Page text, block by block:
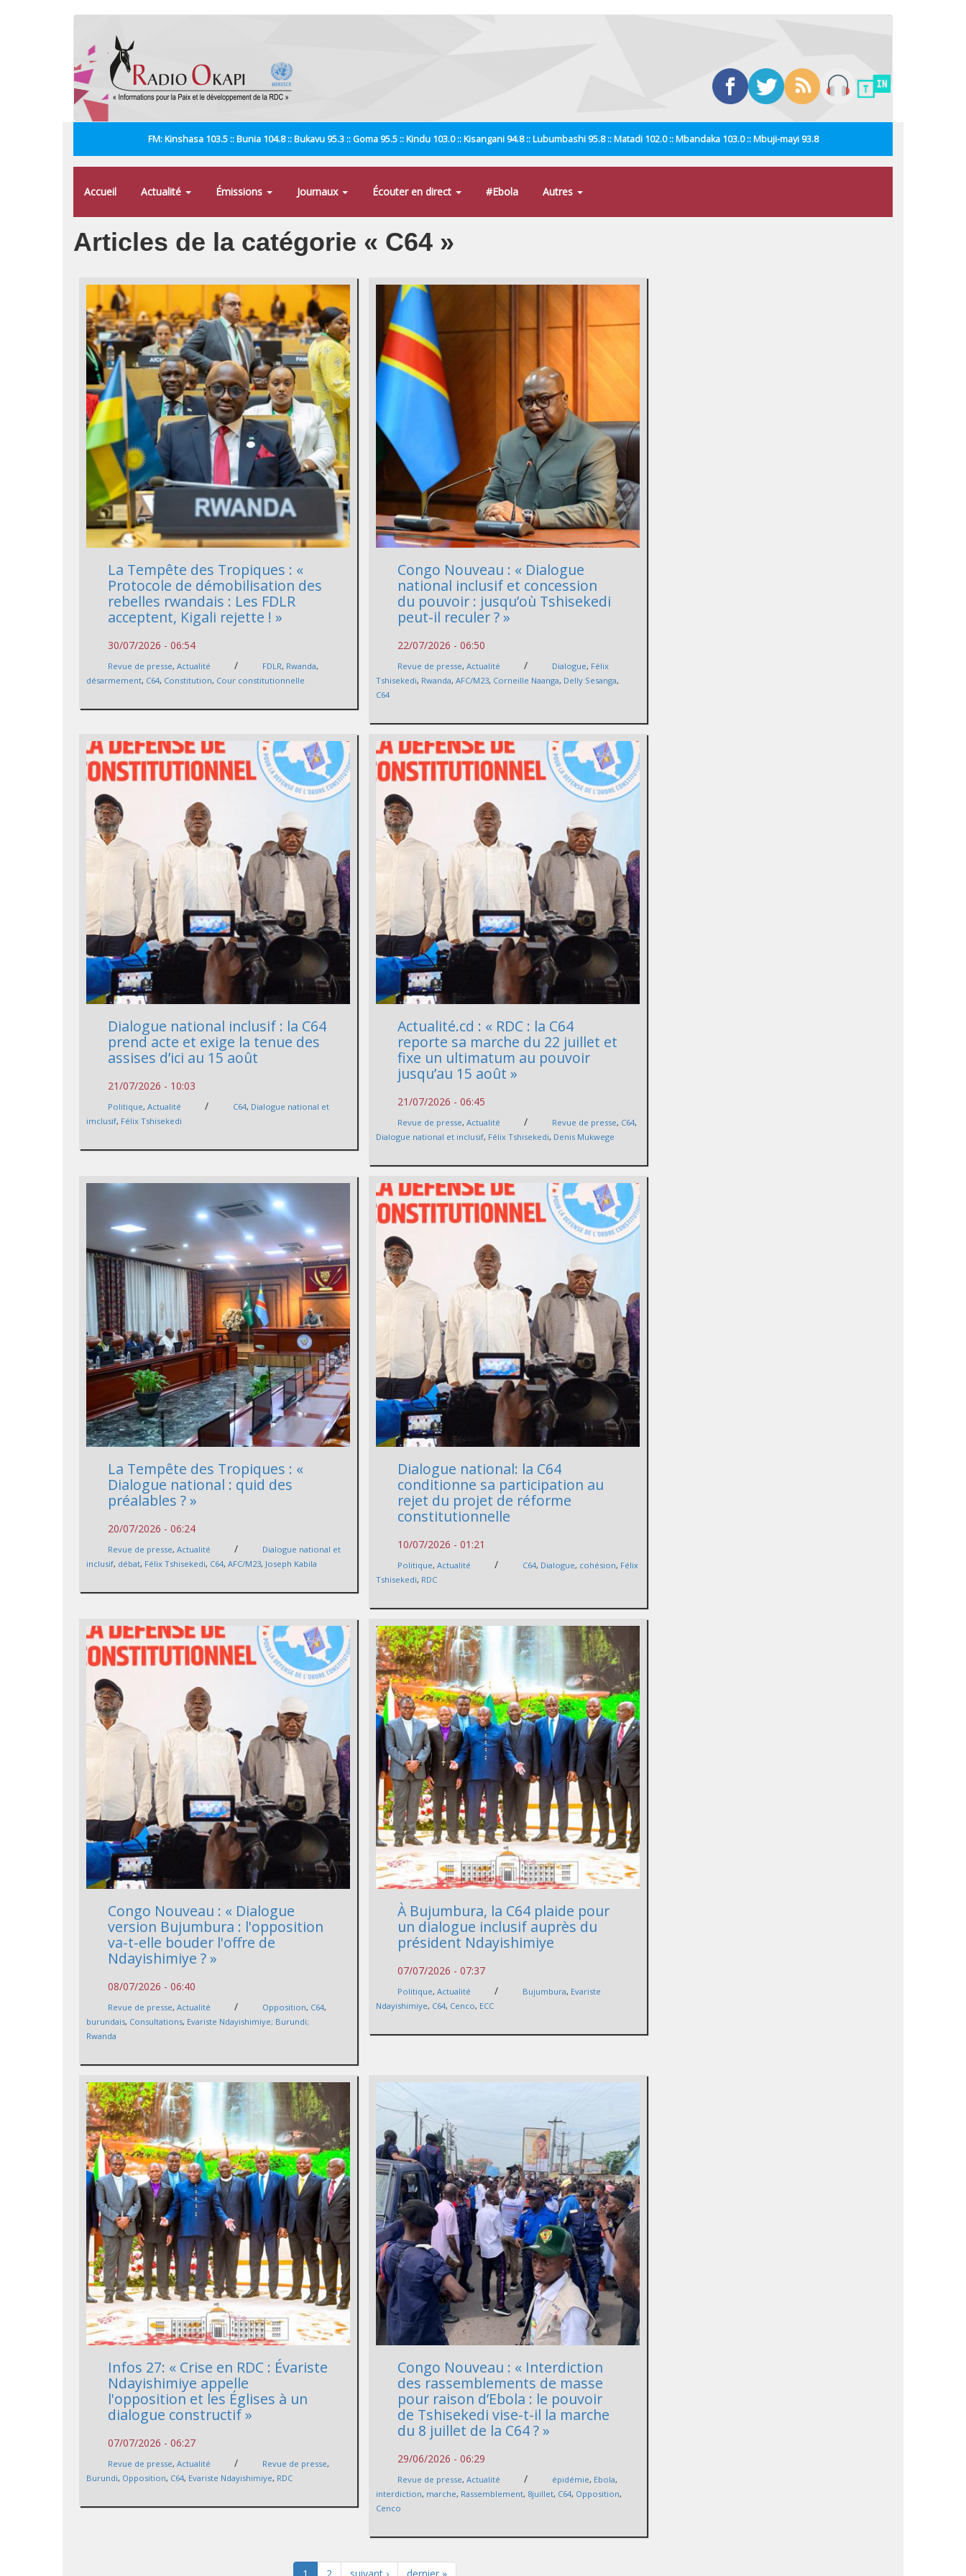
FM: Kinshasa 103.5 :: Bunia 104.8 :: Bukavu 95.3 :: Goma 95.5 :: Kindu 103.0 :: Kisangani 94.8 :: Lubumbashi 95.8 :: Matadi 102.0 :: Mbandaka 103.0 :: Mbuji-mayi 93.8
Accueil Actualité Émissions Journaux Écouter en direct #Ebola Autres
Articles de la catégorie « C64 »
La Tempête des Tropiques : «
Protocole de démobilisation des
rebelles rwandais : Les FDLR
acceptent, Kigali rejette ! »
30/07/2026 - 06:54
Revue de presse,Actualité / FDLR, Rwanda,
désarmement, C64, Constitution, Cour constitutionnelle
Congo Nouveau : « Dialogue
national inclusif et concession
du pouvoir : jusqu’où Tshisekedi
peut-il reculer ? »
22/07/2026 - 06:50
Revue de presse,Actualité / Dialogue, Félix
Tshisekedi, Rwanda,AFC/M23, Corneille Naanga, Delly Sesanga,
C64
Dialogue national inclusif : la C64
prend acte et exige la tenue des
assises d’ici au 15 août
21/07/2026 - 10:03
Politique,Actualité / C64, Dialogue national et
imclusif, Félix Tshisekedi
Actualité.cd : « RDC : la C64
reporte sa marche du 22 juillet et
fixe un ultimatum au pouvoir
jusqu’au 15 août »
21/07/2026 - 06:45
Revue de presse,Actualité / Revue de presse, C64,
Dialogue national et inclusif, Félix Tshisekedi, Denis Mukwege
La Tempête des Tropiques : «
Dialogue national : quid des
préalables ? »
20/07/2026 - 06:24
Revue de presse,Actualité /
Dialogue national et
inclusif, débat, Félix Tshisekedi, C64,AFC/M23, Joseph Kabila
Dialogue national: la C64
conditionne sa participation au
rejet du projet de réforme
constitutionnelle
10/07/2026 - 01:21
Politique,Actualité / C64, Dialogue, cohésion, Félix
Tshisekedi, RDC
Congo Nouveau : « Dialogue
version Bujumbura : l'opposition
va-t-elle bouder l'offre de
Ndayishimiye ? »
08/07/2026 - 06:40
Revue de presse,Actualité / Opposition, C64,
burundais, Consultations, Evariste Ndayishimiye; Burundi;
Rwanda
À Bujumbura, la C64 plaide pour
un dialogue inclusif auprès du
président Ndayishimiye
07/07/2026 - 07:37
Politique,Actualité / Bujumbura, Evariste
Ndayishimiye, C64, Cenco, ECC
Infos 27: « Crise en RDC : Évariste
Ndayishimiye appelle
l'opposition et les Églises à un
dialogue constructif »
07/07/2026 - 06:27
Revue de presse,Actualité / Revue de presse,
Burundi, Opposition, C64, Evariste Ndayishimiye, RDC
Congo Nouveau : « Interdiction
des rassemblements de masse
pour raison d’Ebola : le pouvoir
de Tshisekedi vise-t-il la marche
du 8 juillet de la C64 ? »
29/06/2026 - 06:29
Revue de presse,Actualité / épidémie, Ebola,
interdiction, marche, Rassemblement, 8juillet, C64, Opposition,
Cenco